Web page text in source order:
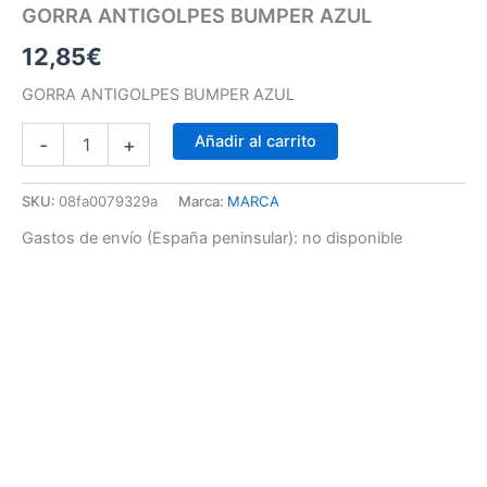
GORRA ANTIGOLPES BUMPER AZUL
12,85€
GORRA ANTIGOLPES BUMPER AZUL
- + Añadir al carrito
SKU: 08fa0079329a Marca: MARCA
Gastos de envío (España peninsular): no disponible